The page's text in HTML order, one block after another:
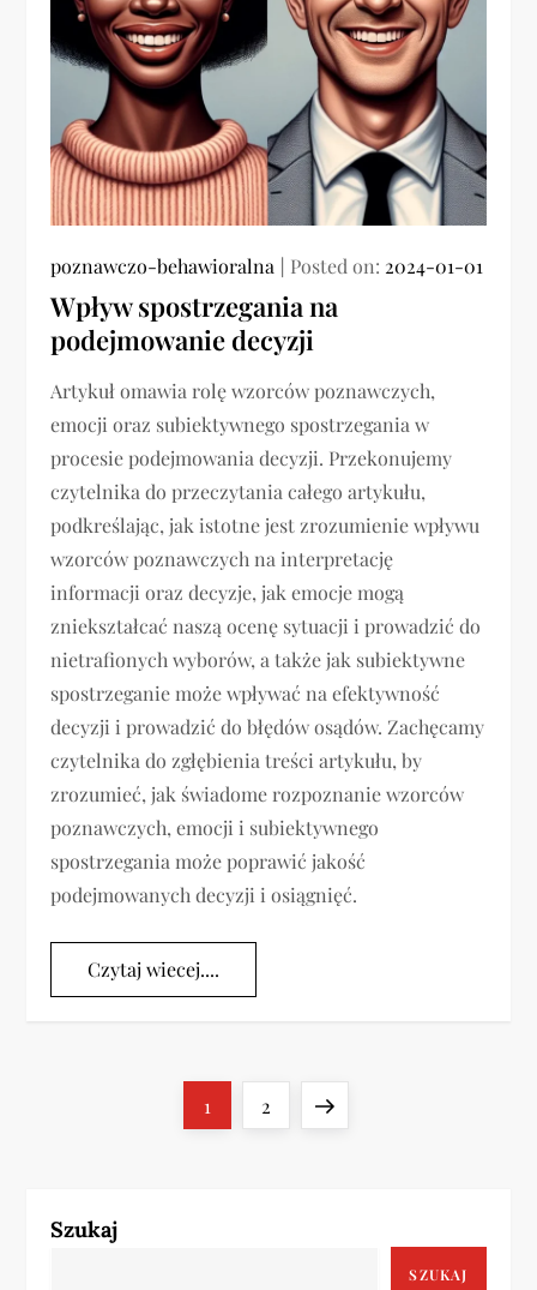
poznawczo-behawioralna Posted on: 2024-01-01
Wpływ spostrzegania na
podejmowanie decyzji
Artykuł omawia rolę wzorców poznawczych,
emocji oraz subiektywnego spostrzegania w
procesie podejmowania decyzji. Przekonujemy
czytelnika do przeczytania całego artykułu,
podkreślając, jak istotne jest zrozumienie wpływu
wzorców poznawczych na interpretację
informacji oraz decyzje, jak emocje mogą
zniekształcać naszą ocenę sytuacji i prowadzić do
nietrafionych wyborów, a także jak subiektywne
spostrzeganie może wpływać na efektywność
decyzji i prowadzić do błędów osądów. Zachęcamy
czytelnika do zgłębienia treści artykułu, by
zrozumieć, jak świadome rozpoznanie wzorców
poznawczych, emocji i subiektywnego
spostrzegania może poprawić jakość
podejmowanych decyzji i osiągnięć.
Czytaj wiecej....
Page
1 Page
2
Next
Szukaj
SZUKAJ